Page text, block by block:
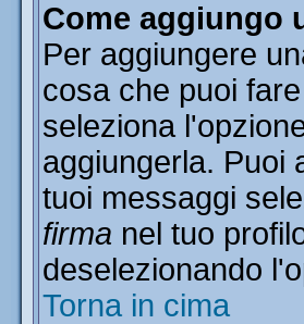
Come aggiungo
Per aggiungere
cosa che puoi
seleziona
aggiungerla. Puoi
tuoi messaggi
firma nel tuo
deselezionando
Torna in cima